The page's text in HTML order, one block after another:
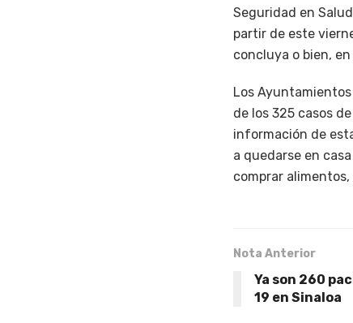
Seguridad en
partir de este
concluya o bien,
Los
de los 325 casos
información de
a quedarse en
comprar
Nota Anterior
Ya son 260
19 en Sinaloa